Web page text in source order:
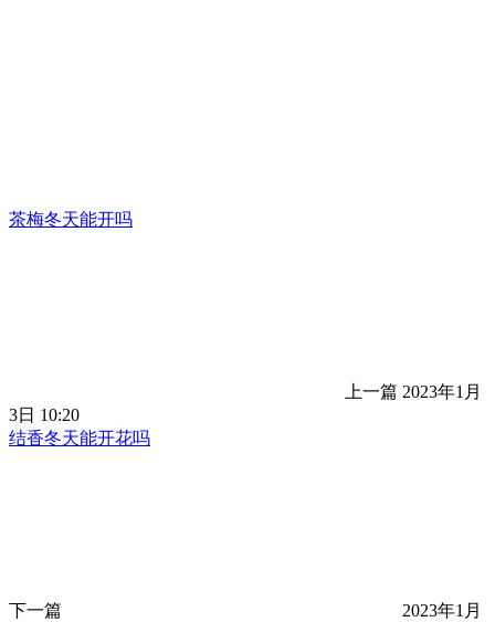
茶梅冬天能开吗
上一篇 2023年1月
3日 10:20
结香冬天能开花吗
下一篇
2023年1月